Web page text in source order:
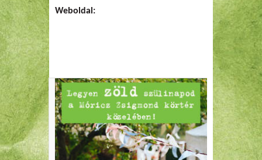
Weboldal: